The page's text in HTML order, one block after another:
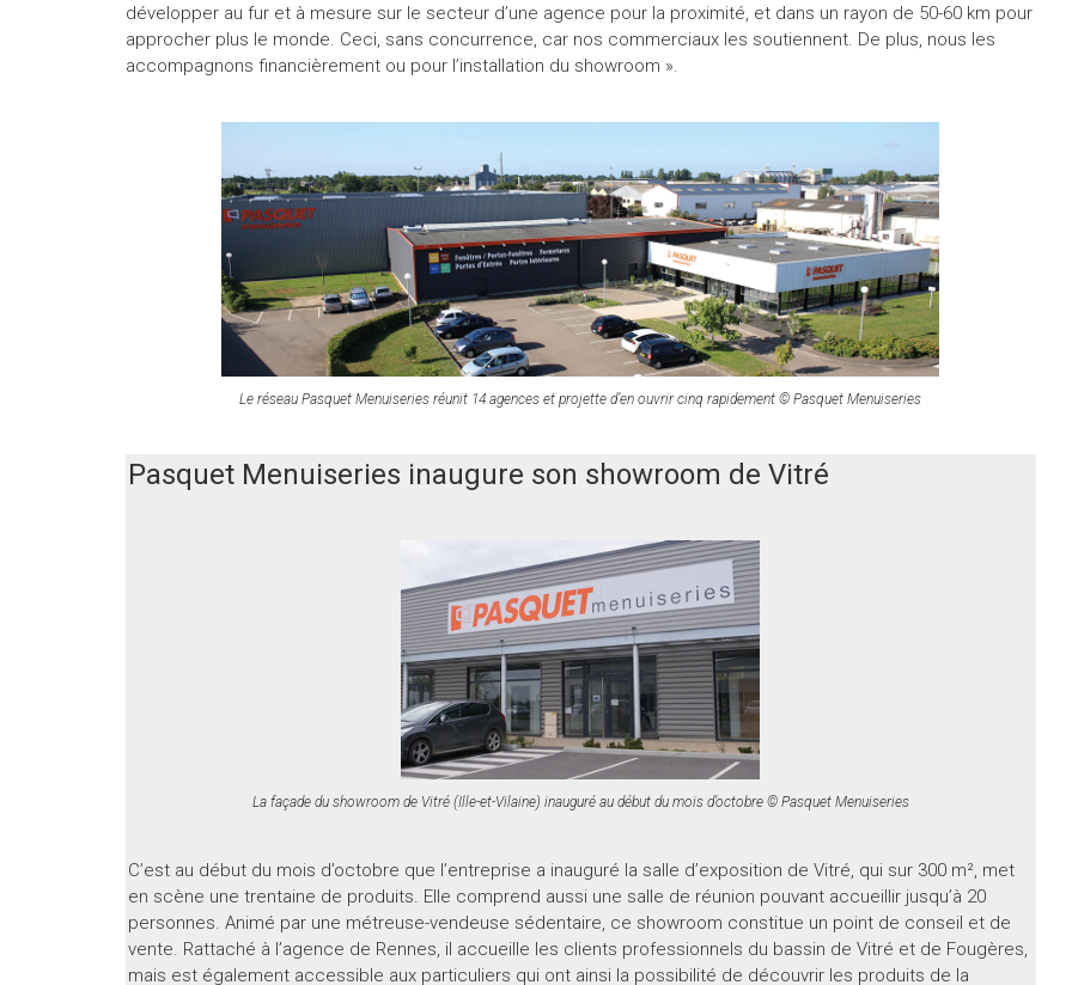
développer au fur et à mesure sur le secteur d’une agence pour la proximité, et dans un rayon de 50-60 km pour
approcher plus le monde. Ceci, sans concurrence, car nos commerciaux les soutiennent. De plus, nous les
accompagnons financièrement ou pour l’installation du showroom ».
Le réseau Pasquet Menuiseries réunit 14 agences et projette d’en ouvrir cinq rapidement © Pasquet Menuiseries
Pasquet Menuiseries inaugure son showroom de Vitré
La façade du showroom de Vitré (Ille-et-Vilaine) inauguré au début du mois d’octobre © Pasquet Menuiseries
C’est au début du mois d’octobre que l’entreprise a inauguré la salle d’exposition de Vitré, qui sur 300 m², met
en scène une trentaine de produits. Elle comprend aussi une salle de réunion pouvant accueillir jusqu’à 20
personnes. Animé par une métreuse-vendeuse sédentaire, ce showroom constitue un point de conseil et de
vente. Rattaché à l’agence de Rennes, il accueille les clients professionnels du bassin de Vitré et de Fougères,
mais est également accessible aux particuliers qui ont ainsi la possibilité de découvrir les produits de la